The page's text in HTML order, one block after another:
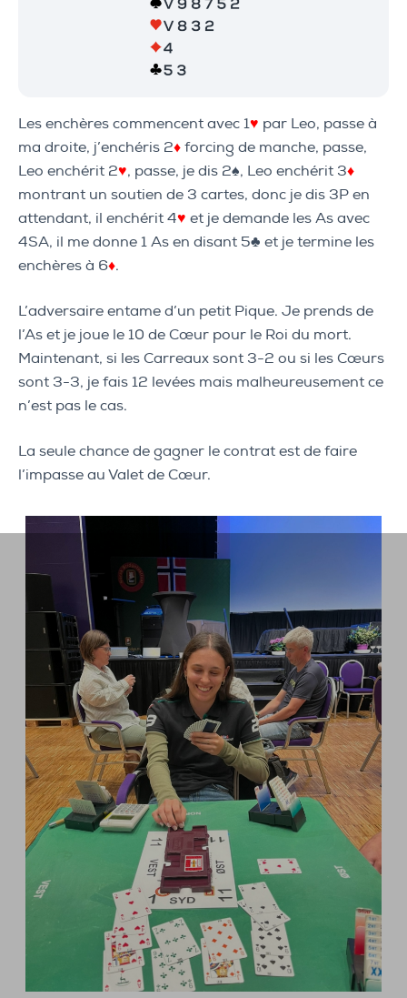
Les enchères commencent avec 1♥ par Leo, passe à
ma droite, j’enchéris 2♦ forcing de manche, passe,
Leo enchérit 2♥, passe, je dis 2♠, Leo enchérit 3♦
montrant un soutien de 3 cartes, donc je dis 3P en
attendant, il enchérit 4♥ et je demande les As avec
4SA, il me donne 1 As en disant 5♣ et je termine les
enchères à 6♦.
L’adversaire entame d’un petit Pique. Je prends de
l’As et je joue le 10 de Cœur pour le Roi du mort.
Maintenant, si les Carreaux sont 3-2 ou si les Cœurs
sont 3-3, je fais 12 levées mais malheureusement ce
n’est pas le cas.
La seule chance de gagner le contrat est de faire
l’impasse au Valet de Cœur.